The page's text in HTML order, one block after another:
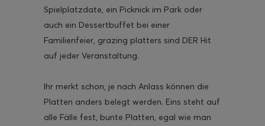
Spielplatzdate, ein Picknick im Park oder
auch ein Dessertbuffet bei einer
Familienfeier, grazing platters sind DER Hit
auf jeder Veranstaltung.
Ihr merkt schon, je nach Anlass können die
Platten anders belegt werden. Eins steht auf
alle Fälle fest, bunte Platten, egal wie man